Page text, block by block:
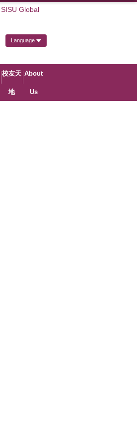
SISU Global
Language
校友天
地
About
Us